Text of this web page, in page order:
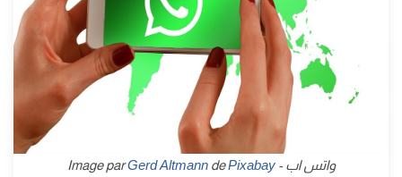
واتس اب - Image par Gerd AltmanndePixabay